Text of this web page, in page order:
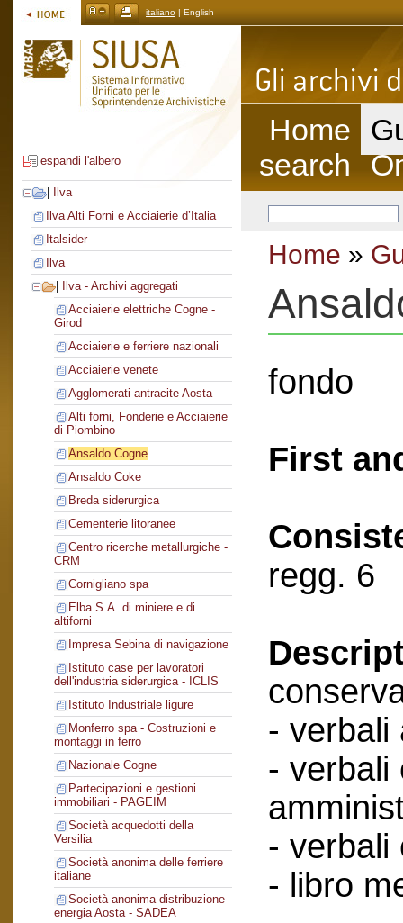
italiano | English
espandi l'albero
Ilva
Ilva Alti Forni e Acciaierie d’Italia
Italsider
Ilva
Ilva - Archivi aggregati
Acciaierie elettriche Cogne -
Girod
Acciaierie e ferriere nazionali
Acciaierie venete
Agglomerati antracite Aosta
Alti forni, Fonderie e Acciaierie
di Piombino
Ansaldo Cogne
Ansaldo Coke
Breda siderurgica
Cementerie litoranee
Centro ricerche metallurgiche -
CRM
Cornigliano spa
Elba S.A. di miniere e di
altiforni
Impresa Sebina di navigazione
Istituto case per lavoratori
dell'industria siderurgica - ICLIS
Istituto Industriale ligure
Monferro spa - Costruzioni e
montaggi in ferro
Nazionale Cogne
Partecipazioni e gestioni
immobiliari - PAGEIM
Società acquedotti della
Versilia
Società anonima delle ferriere
italiane
Società anonima distribuzione
energia Aosta - SADEA
Home
search
Home »
fondo
First
regg. 6
- verbali
- verbali
- verbali
- libro